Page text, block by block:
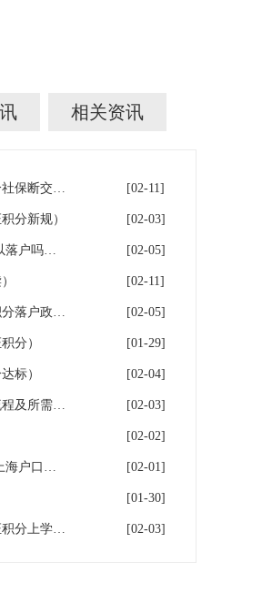
相关资讯
上海积分落户！社保断缴了，可以补缴吗？（上海办积分社保断交需要重新计算吗） [02-11]
分新规） [02-03]
上海7年社保落户条件及费用（上海交社保满7年,一定可以落户吗？） [02-05]
[02-11]
2026年上海居住证积分落户政策有哪些（上海市居住证积分落户政策2026年） [02-05]
分） [01-29]
标） [02-04]
2026年上海人才引进落户办理流程（上海人才引进落户流程及所需时间） [02-03]
[02-02]
上海户口和农村户口二选一,如何权衡利弊（农村户口和上海户口哪个值钱） [02-01]
[01-30]
高中学历办理上海居住证积分要怎么办理？（上海居住证积分上学,参加高考） [02-03]